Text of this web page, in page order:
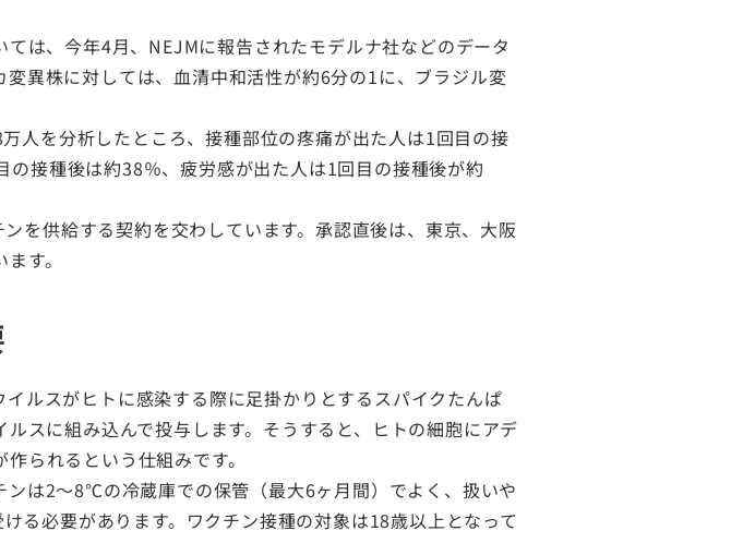
は、今年4月、NEJMに報告されたモデルナ社などのデータ
異株に対しては、血清中和活性が約6分の1に、ブラジル変
人を分析したところ、接種部位の疼痛が出た人は1回目の接
接種後は約38％、疲労感が出た人は1回目の接種後が約
を供給する契約を交わしています。承認直後は、東京、大阪
す。
ルスがヒトに感染する際に足掛かりとするスパイクたんぱ
スに組み込んで投与します。そうすると、ヒトの細胞にアデ
られるという仕組みです。
は2〜8℃の冷蔵庫での保管（最大6ヶ月間）でよく、扱いや
る必要があります。ワクチン接種の対象は18歳以上となって